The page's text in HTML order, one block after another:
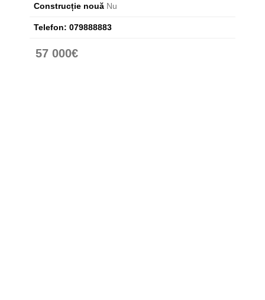
Construcție nouă Nu
Telefon: 079888883
57 000€